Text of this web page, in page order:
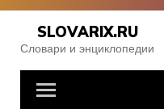
Skip
content
SLOVARIX.RU
Словари и энциклопедии